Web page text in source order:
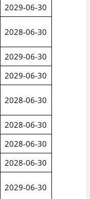
2029-06-30
2028-06-30
2029-06-30
2029-06-30
2028-06-30
2028-06-30
2028-06-30
2028-06-30
2029-06-30